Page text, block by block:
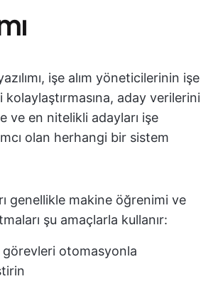
işe alım yöneticilerinin işe
kolaylaştırmasına, aday verilerini
ve en nitelikli adayları işe
olan herhangi bir sistem
genellikle makine öğrenimi ve
şu amaçlarla kullanır:
otomasyonla